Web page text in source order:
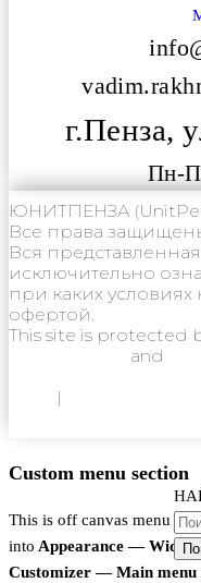
г.Пенза,
Пн-
ЮНИТПЕНЗА
Все права
Вся
исключительно
при каких
офертой.
This site is protected
and
|
Custom menu section
This is off canvas menu
into Appearance —
Customizer — Main menu